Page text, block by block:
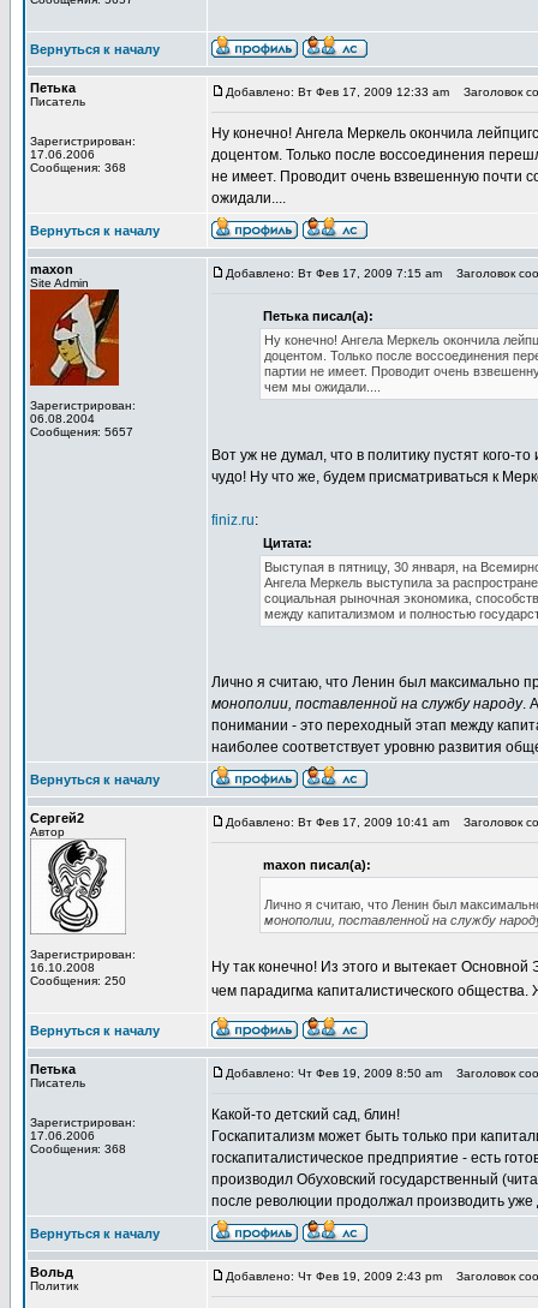
Вернуться к началу
Петька
Писатель
Зарегистрирован:
17.06.2006
Сообщения: 368
Добавлено: Вт Фев 17, 2009 12:33 am Заголовок
Ну конечно! Ангела Меркель окончила
доцентом. Только после воссоединения
не имеет. Проводит очень взвешенную почти
ожидали....
Вернуться к началу
maxon
Site Admin
Зарегистрирован:
06.08.2004
Сообщения: 5657
Добавлено: Вт Фев 17, 2009 7:15 am Заголовок
Петька писал(а):
Ну конечно! Ангела Меркель окончила
доцентом. Только после воссоединения
партии не имеет. Проводит очень
чем мы ожидали....
Вот уж не думал, что в политику пустят кого-
чудо! Ну что же, будем присматриваться к
finiz.ru:
Цитата:
Выступая в пятницу, 30 января, на
Ангела Меркель выступила за
социальная рыночная экономика,
между капитализмом и полностью
Лично я считаю, что Ленин был максимально
монополии, поставленной на службу народу.
понимании - это переходный этап между
наиболее соответствует уровню развития
Вернуться к началу
Сергей2
Автор
Зарегистрирован:
16.10.2008
Сообщения: 250
Добавлено: Вт Фев 17, 2009 10:41 am Заголовок
maxon писал(а):
Лично я считаю, что Ленин был
монополии, поставленной на службу
Ну так конечно! Из этого и вытекает
чем парадигма капиталистического
Вернуться к началу
Петька
Писатель
Зарегистрирован:
17.06.2006
Сообщения: 368
Добавлено: Чт Фев 19, 2009 8:50 am Заголовок
Какой-то детский сад, блин!
Госкапитализм может быть только при
госкапиталистическое предприятие - есть
производил Обуховский государственный
после революции продолжал производить уже
Вернуться к началу
Вольд
Политик
Добавлено: Чт Фев 19, 2009 2:43 pm Заголовок